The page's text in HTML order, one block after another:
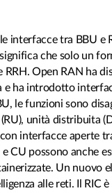
interfacce tra BBU e
che solo un
RRH. Open RAN ha
e ha introdotto
le funzioni sono
unità distribuita
interfacce aperte
CU possono anche
Un nuovo
alle reti. Il RIC è